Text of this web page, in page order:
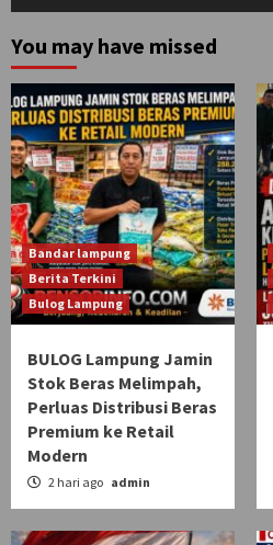
You may have missed
Bandar lampung
Berita Terkini
Bulog Lampung
BULOG Lampung Jamin
Stok Beras Melimpah,
Perluas Distribusi Beras
Premium ke Retail
Modern
2 hari ago admin